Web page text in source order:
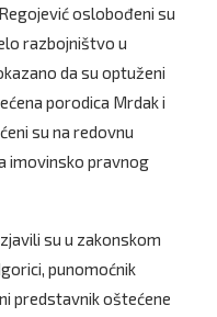
oslobođeni su
razbojništvo u
da su optuženi
porodica Mrdak i
su na redovnu
imovinsko pravnog
su u zakonskom
punomoćnik
predstavnik oštećene